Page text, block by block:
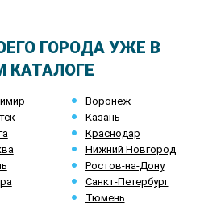
ГОРОДА УЖЕ В
КАТАЛОГЕ
Воронеж
Казань
Краснодар
Нижний Новгород
Ростов-на-Дону
Санкт-Петербург
Тюмень